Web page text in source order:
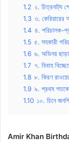
1.2 ২. চিত্রনাট্য
1.3 ৩. কেরিয়ারের
1.4 ৪. পরিচালক-
1.5 ৫. সহকারী
1.6 ৬. অভিনয়
1.7 ৭. বিবাহ
1.8 ৮. কিরণ
1.9 ৯. প্রথম
1.10 ১০. চিনে
Amir Khan